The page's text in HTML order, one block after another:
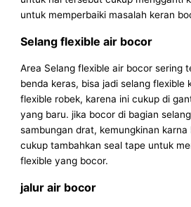
untuk memperbaiki masalah keran
Selang flexible air bocor
Area Selang flexible air bocor sering
benda keras, bisa jadi selang flexible
flexible robek, karena ini cukup di
yang baru. jika bocor di bagian
sambungan drat, kemungkinan
cukup tambahkan seal tape untuk
flexible yang bocor.
jalur air bocor